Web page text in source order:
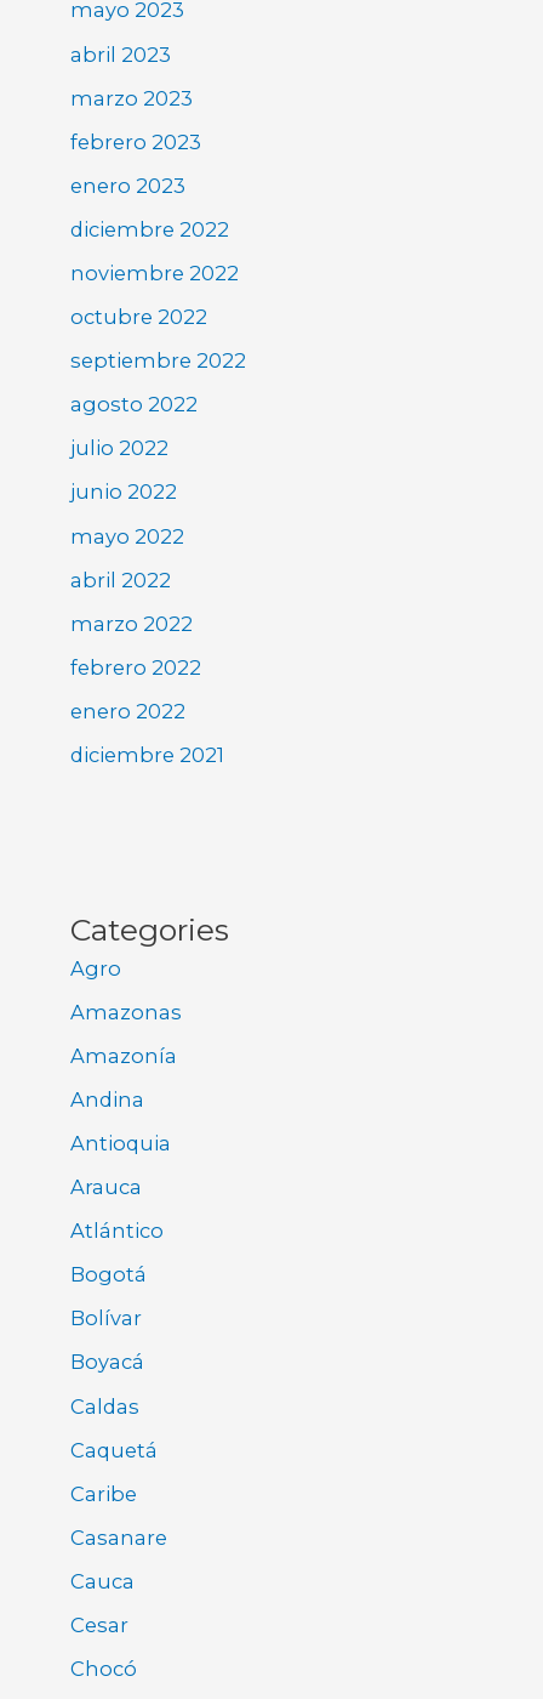
mayo 2023
abril 2023
marzo 2023
febrero 2023
enero 2023
diciembre 2022
noviembre 2022
octubre 2022
septiembre 2022
agosto 2022
julio 2022
junio 2022
mayo 2022
abril 2022
marzo 2022
febrero 2022
enero 2022
diciembre 2021
Categories
Agro
Amazonas
Amazonía
Andina
Antioquia
Arauca
Atlántico
Bogotá
Bolívar
Boyacá
Caldas
Caquetá
Caribe
Casanare
Cauca
Cesar
Chocó